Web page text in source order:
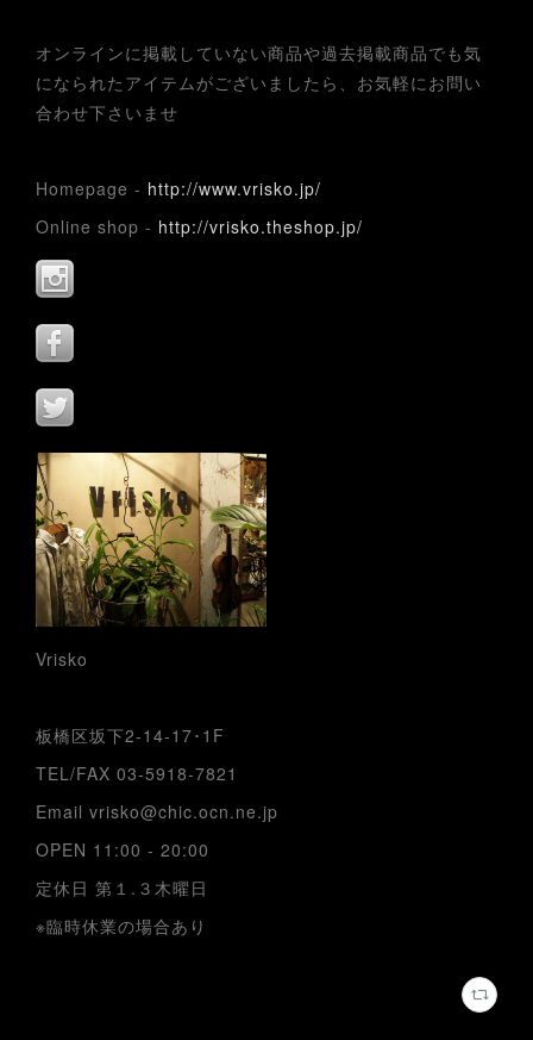
オンラインに掲載していない商品や過去掲載商品でも気
になられたアイテムがございましたら、お気軽にお問い
合わせ下さいませ
Homepage - http://www.vrisko.jp/
Online shop - http://vrisko.theshop.jp/
Vrisko
板橋区坂下2-14-17･1F
TEL/FAX 03-5918-7821
Email vrisko@chic.ocn.ne.jp
OPEN 11:00 - 20:00
定休日 第１.３木曜日
※臨時休業の場合あり